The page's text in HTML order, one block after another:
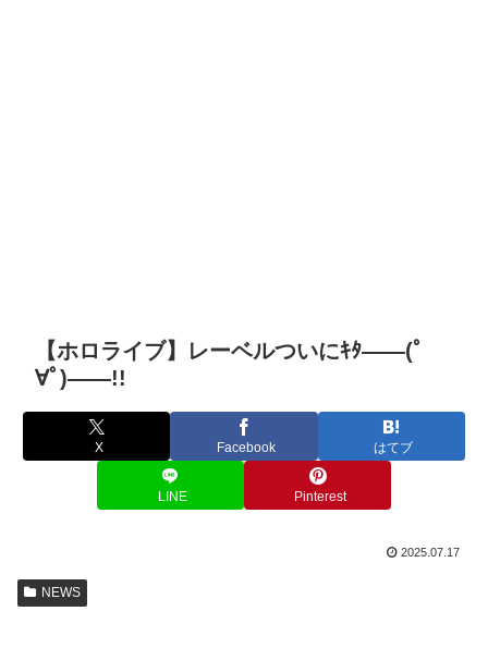
【ホロライブ】レーベルついにｷﾀ――(ﾟ
∀ﾟ)――!!
X Facebook はてブ
LINE Pinterest
2025.07.17
NEWS